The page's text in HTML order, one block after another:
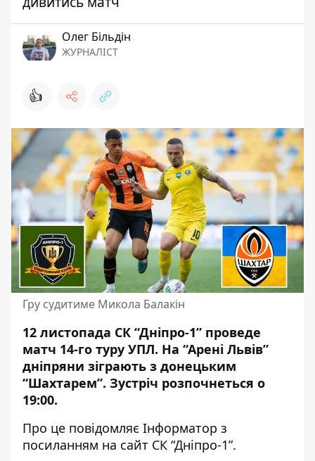
Олег Більдін
ЖУРНАЛІСТ
👍
Гру судитиме Микола Балакін
12 листопада СК “Дніпро-1” проведе
матч 14-го туру УПЛ. На “Арені Львів”
дніпряни зіграють з донецьким
“Шахтарем”. Зустріч розпочнеться о
19:00.
Про це повідомляє Інформатор з
посиланням на сайт СК “Дніпро-1”.